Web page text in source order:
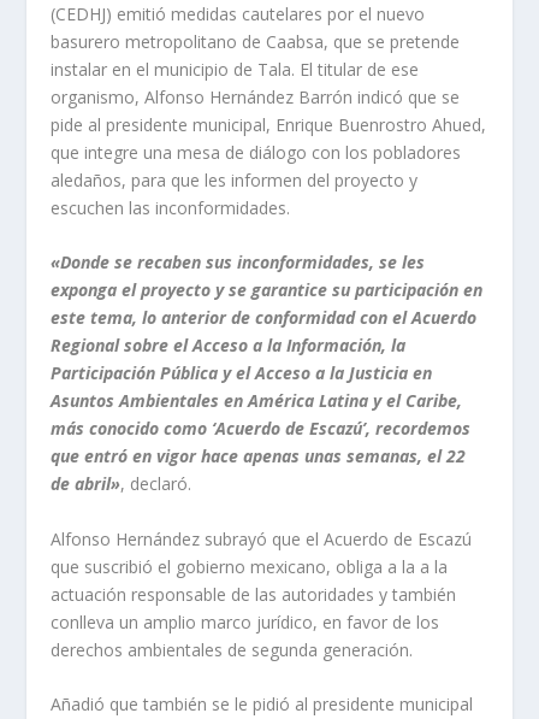
(CEDHJ) emitió medidas cautelares por el nuevo
basurero metropolitano de Caabsa, que se pretende
instalar en el municipio de Tala. El titular de ese
organismo, Alfonso Hernández Barrón indicó que se
pide al presidente municipal, Enrique Buenrostro Ahued,
que integre una mesa de diálogo con los pobladores
aledaños, para que les informen del proyecto y
escuchen las inconformidades.
«Donde se recaben sus inconformidades, se les
exponga el proyecto y se garantice su participación en
este tema, lo anterior de conformidad con el Acuerdo
Regional sobre el Acceso a la Información, la
Participación Pública y el Acceso a la Justicia en
Asuntos Ambientales en América Latina y el Caribe,
más conocido como ‘Acuerdo de Escazú’, recordemos
que entró en vigor hace apenas unas semanas, el 22
de abril», declaró.
Alfonso Hernández subrayó que el Acuerdo de Escazú
que suscribió el gobierno mexicano, obliga a la a la
actuación responsable de las autoridades y también
conlleva un amplio marco jurídico, en favor de los
derechos ambientales de segunda generación.
Añadió que también se le pidió al presidente municipal